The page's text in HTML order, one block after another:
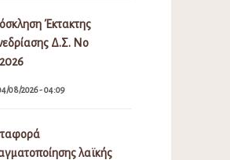
Έκτακτης
Δ.Σ. Νο
08/2026 - 04:09
λαϊκής